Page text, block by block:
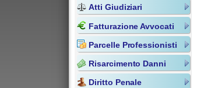
Atti Giudiziari
Fatturazione Avvocati
Parcelle Professionisti
Risarcimento Danni
Diritto Penale